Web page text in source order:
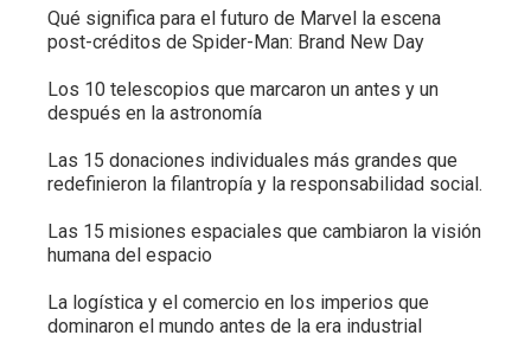
Qué significa para el futuro de Marvel la escena
post-créditos de Spider-Man: Brand New Day
Los 10 telescopios que marcaron un antes y un
después en la astronomía
Las 15 donaciones individuales más grandes que
redefinieron la filantropía y la responsabilidad social.
Las 15 misiones espaciales que cambiaron la visión
humana del espacio
La logística y el comercio en los imperios que
dominaron el mundo antes de la era industrial